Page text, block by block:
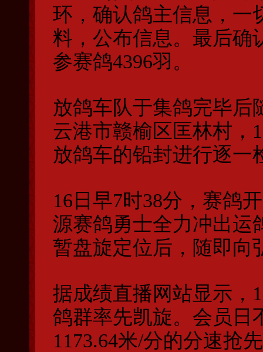
环，确认鸽主信息，一
料，公布信息。最后确
参赛鸽4396羽。
放鸽车队于集鸽完毕后
云港市赣榆区匡林村，
放鸽车的铅封进行逐一
16日早7时38分，赛鸽
源赛鸽勇士全力冲出运
暂盘旋定位后，随即向
据成绩直播网站显示，
鸽群率先凯旋。会员日
1173.64米/分的分速抢